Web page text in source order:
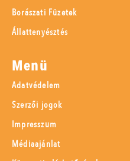
Borászati Füzetek
Állattenyésztés
Menü
Adatvédelem
Szerzői jogok
Impresszum
Médiaajánlat